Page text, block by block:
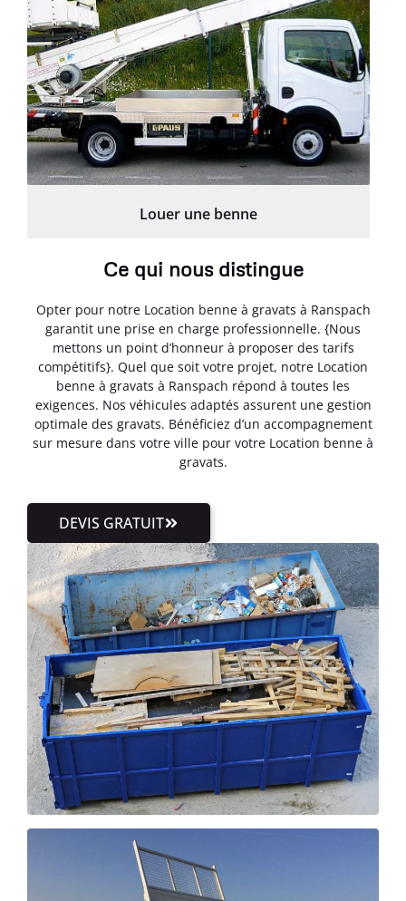
Louer une benne
Ce qui nous distingue
Opter pour notre Location benne à gravats à Ranspach
garantit une prise en charge professionnelle. {Nous
mettons un point d’honneur à proposer des tarifs
compétitifs}. Quel que soit votre projet, notre Location
benne à gravats à Ranspach répond à toutes les
exigences. Nos véhicules adaptés assurent une gestion
optimale des gravats. Bénéficiez d’un accompagnement
sur mesure dans votre ville pour votre Location benne à
gravats.
DEVIS GRATUIT